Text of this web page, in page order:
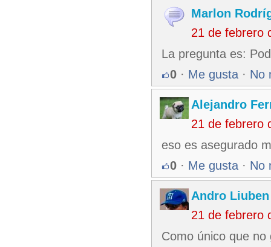
Marlon
21 de febrero
La pregunta es:
0 · Me gusta · No
Alejandro
21 de febrero
eso es asegurado
0 · Me gusta · No
Andro Liuben
21 de febrero
Como único que